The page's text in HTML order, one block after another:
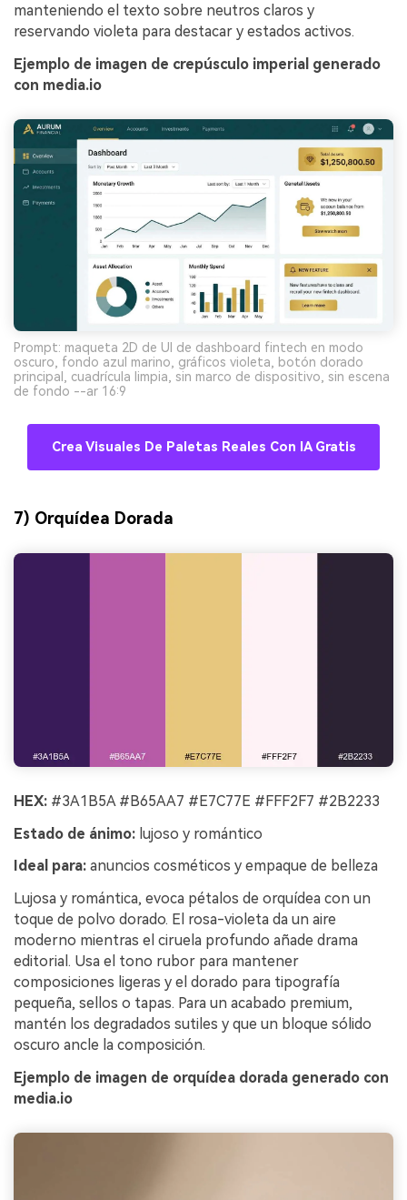
manteniendo el texto sobre neutros claros y
reservando violeta para destacar y estados activos.
Ejemplo de imagen de crepúsculo imperial generado
con media.io
Prompt: maqueta 2D de UI de dashboard fintech en modo
oscuro, fondo azul marino, gráficos violeta, botón dorado
principal, cuadrícula limpia, sin marco de dispositivo, sin escena
de fondo --ar 16:9
Crea Visuales De Paletas Reales Con IA Gratis
7) Orquídea Dorada
HEX: #3A1B5A #B65AA7 #E7C77E #FFF2F7 #2B2233
Estado de ánimo: lujoso y romántico
Ideal para: anuncios cosméticos y empaque de belleza
Lujosa y romántica, evoca pétalos de orquídea con un
toque de polvo dorado. El rosa-violeta da un aire
moderno mientras el ciruela profundo añade drama
editorial. Usa el tono rubor para mantener
composiciones ligeras y el dorado para tipografía
pequeña, sellos o tapas. Para un acabado premium,
mantén los degradados sutiles y que un bloque sólido
oscuro ancle la composición.
Ejemplo de imagen de orquídea dorada generado con
media.io